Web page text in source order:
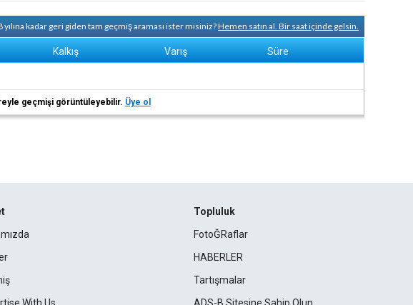
kadar geri giden tam geçmiş araması ister misiniz?Hemen satın al. Bir saat içinde gelsin.
Kalkış Varış Süre
geçmişi görüntüleyebilir. Üye ol
Topluluk
FotoĞRaflar
HABERLER
Tartışmalar